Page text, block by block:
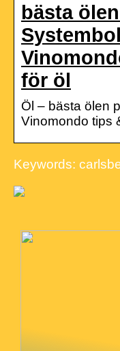
bästa
för öl
Öl – bästa ölen
Vinomondo tips
Keywords: